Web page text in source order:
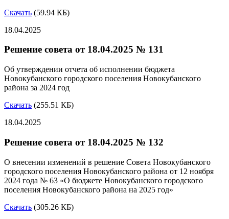
Скачать (59.94 КБ)
18.04.2025
Решение совета от 18.04.2025 № 131
Об утверждении отчета об исполнении бюджета
Новокубанского городского поселения Новокубанского
района за 2024 год
Скачать (255.51 КБ)
18.04.2025
Решение совета от 18.04.2025 № 132
О внесении изменений в решение Совета Новокубанского
городского поселения Новокубанского района от 12 ноября
2024 года № 63 «О бюджете Новокубанского городского
поселения Новокубанского района на 2025 год»
Скачать (305.26 КБ)